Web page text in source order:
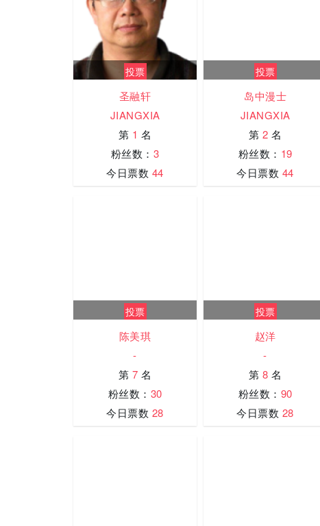
投票
圣融轩
JIANGXIA
第 1 名
粉丝数： 3
今日票数 44
投票
岛中漫士
JIANGXIA
第 2 名
粉丝数： 19
今日票数 44
投票
陈美琪
-
第 7 名
粉丝数： 30
今日票数 28
投票
赵洋
-
第 8 名
粉丝数： 90
今日票数 28